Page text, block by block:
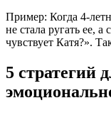
Пример: Когда 4-
не стала ругать ее,
чувствует Катя?».
5 стратегий